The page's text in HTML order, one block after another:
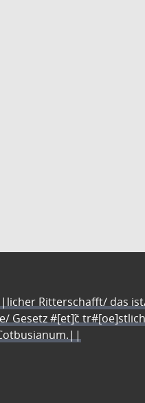
Ritterschafft/ das
#[et]c̃